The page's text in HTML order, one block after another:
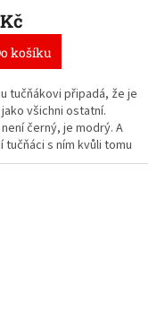
košíku
tučňákovi připadá, že je
všichni ostatní.
černý, je modrý. A
tučňáci s ním kvůli tomu
kamarádit. Jak je jenom